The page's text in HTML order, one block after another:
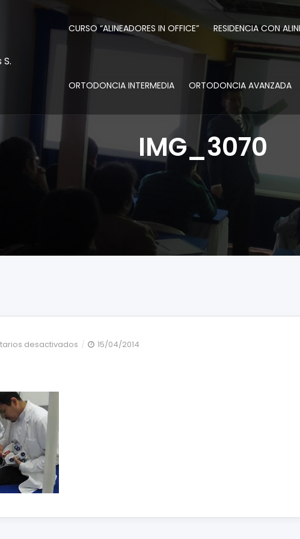
CURSO “ALINEADORES IN OFFICE” RESIDENCIA CON
ORTODONCIA INTERMEDIA ORTODONCIA AVANZADA
IMG_3070
desactivados en
15/04/2014